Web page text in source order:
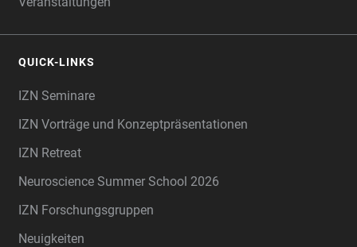
QUICK-LINKS
IZN Seminare
IZN Vorträge und Konzeptpräsentationen
IZN Retreat
Neuroscience Summer School 2026
IZN Forschungsgruppen
Neuigkeiten